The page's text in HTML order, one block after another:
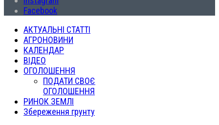
Facebook
АКТУАЛЬНІ СТАТТІ
АГРОНОВИНИ
КАЛЕНДАР
ВІДЕО
ОГОЛОШЕННЯ
ПОДАТИ СВОЄ
ОГОЛОШЕННЯ
РИНОК ЗЕМЛІ
Збереження грунту